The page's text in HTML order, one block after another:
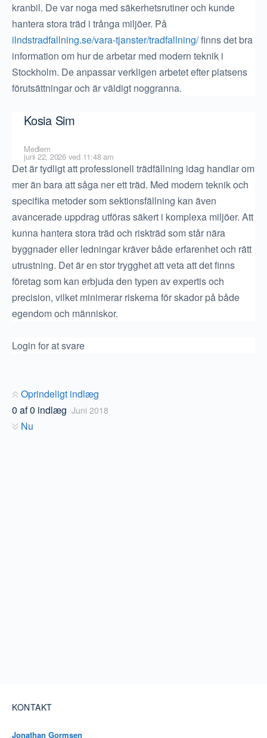
kranbil. De var noga med säkerhetsrutiner och kunde
hantera stora träd i trånga miljöer. På
ilndstradfallning.se/vara-tjanster/tradfallning/finns det bra
information om hur de arbetar med modern teknik i
Stockholm. De anpassar verkligen arbetet efter platsens
förutsättningar och är väldigt noggranna.
Kosia Sim
Medlem
juni 22, 2026 ved 11:48 am
Det är tydligt att professionell trädfällning idag handlar om
mer än bara att såga ner ett träd. Med modern teknik och
specifika metoder som sektionsfällning kan även
avancerade uppdrag utföras säkert i komplexa miljöer. Att
kunna hantera stora träd och riskträd som står nära
byggnader eller ledningar kräver både erfarenhet och rätt
utrustning. Det är en stor trygghet att veta att det finns
företag som kan erbjuda den typen av expertis och
precision, vilket minimerar riskerna för skador på både
egendom och människor.
Login for at svare
Oprindeligt indlæg
0 af0 indlæg Juni 2018
Nu
KONTAKT
Jonathan Gormsen